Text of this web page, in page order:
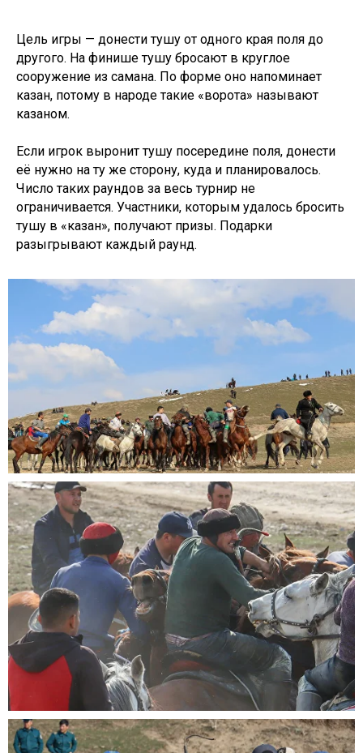
Цель игры — донести тушу от одного края поля до
другого. На финише тушу бросают в круглое
сооружение из самана. По форме оно напоминает
казан, потому в народе такие «ворота» называют
казаном.
Если игрок выронит тушу посередине поля, донести
её нужно на ту же сторону, куда и планировалось.
Число таких раундов за весь турнир не
ограничивается. Участники, которым удалось бросить
тушу в «казан», получают призы. Подарки
разыгрывают каждый раунд.